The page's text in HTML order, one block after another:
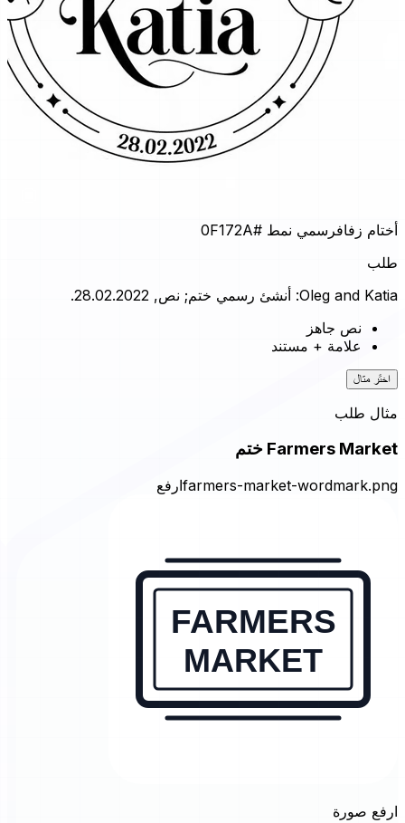
أختام زفافرسمي نمط #0F172A
طلب
Oleg and Katia: أنشئ رسمي ختم; نص, 28.02.2022.
نص جاهز
علامة + مستند
اختَر مثال
مثال طلب
Farmers Market ختم
farmers-market-wordmark.pngارفع
ارفع صورة